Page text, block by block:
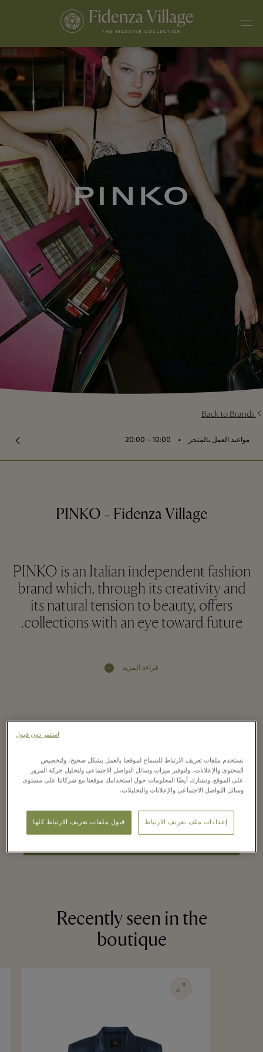
Back to Brands
مواعيد العمل بالمتجر ⬩
10:00 – 20:00
PINKO - Fidenza Village
PINKO is an Italian independent fashion
brand which, through its creativity and
its natural tension to beauty, offers
collections with an eye toward future.
قراءة المزيد
Book your appointment by choosing the day and
time slot you prefer. We assure you that you will
have a dedicated personal shopper at your
Recently seen in the
boutique
نستخدم ملفات تعريف الارتباط للسماح لموقعنا بالعمل بشكل صحيح، ولتخصيص
المحتوى والإعلانات، ولتوفير ميزات وسائل التواصل الاجتماعي ولتحليل حركة المرور
على الموقع. ونشارك أيضًا المعلومات حول استخدامك موقعنا مع شركائنا على مستوى
وسائل التواصل الاجتماعي والإعلانات والتحليلات.
إعدادات ملف تعريف الارتباط قبول ملفات تعريف الارتباط كلها
استمر دون قبول